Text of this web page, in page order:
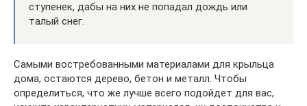
ступенек, дабы на них не попадал дождь или
талый снег.
Самыми востребованными материалами для крыльца
дома, остаются дерево, бетон и металл. Чтобы
определиться, что же лучше всего подойдет для вас,